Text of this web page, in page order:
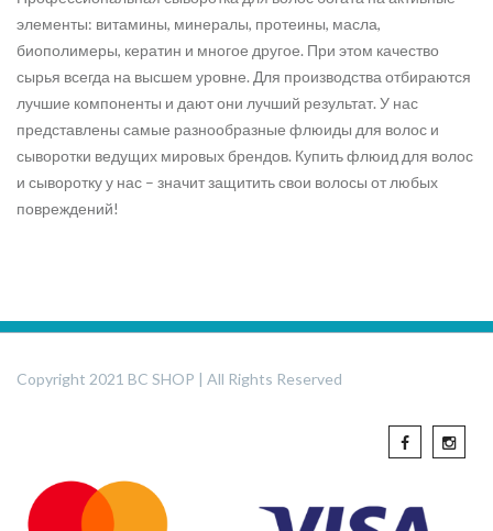
элементы: витамины, минералы, протеины, масла,
биополимеры, кератин и многое другое. При этом качество
сырья всегда на высшем уровне. Для производства отбираются
лучшие компоненты и дают они лучший результат. У нас
представлены самые разнообразные флюиды для волос и
сыворотки ведущих мировых брендов. Купить флюид для волос
и сыворотку у нас – значит защитить свои волосы от любых
повреждений!
Copyright 2021 BC SHOP | All Rights Reserved